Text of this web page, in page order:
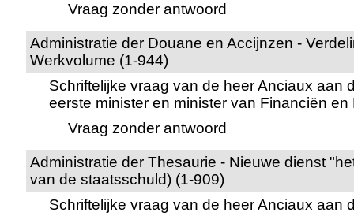
Vraag zonder antwoord
Administratie der Douane en Accijnzen -
Werkvolume (1-944)
Schriftelijke vraag van de heer Anciaux aan
eerste minister en minister van Financiën
Vraag zonder antwoord
Administratie der Thesaurie - Nieuwe dienst
van de staatsschuld) (1-909)
Schriftelijke vraag van de heer Anciaux aan